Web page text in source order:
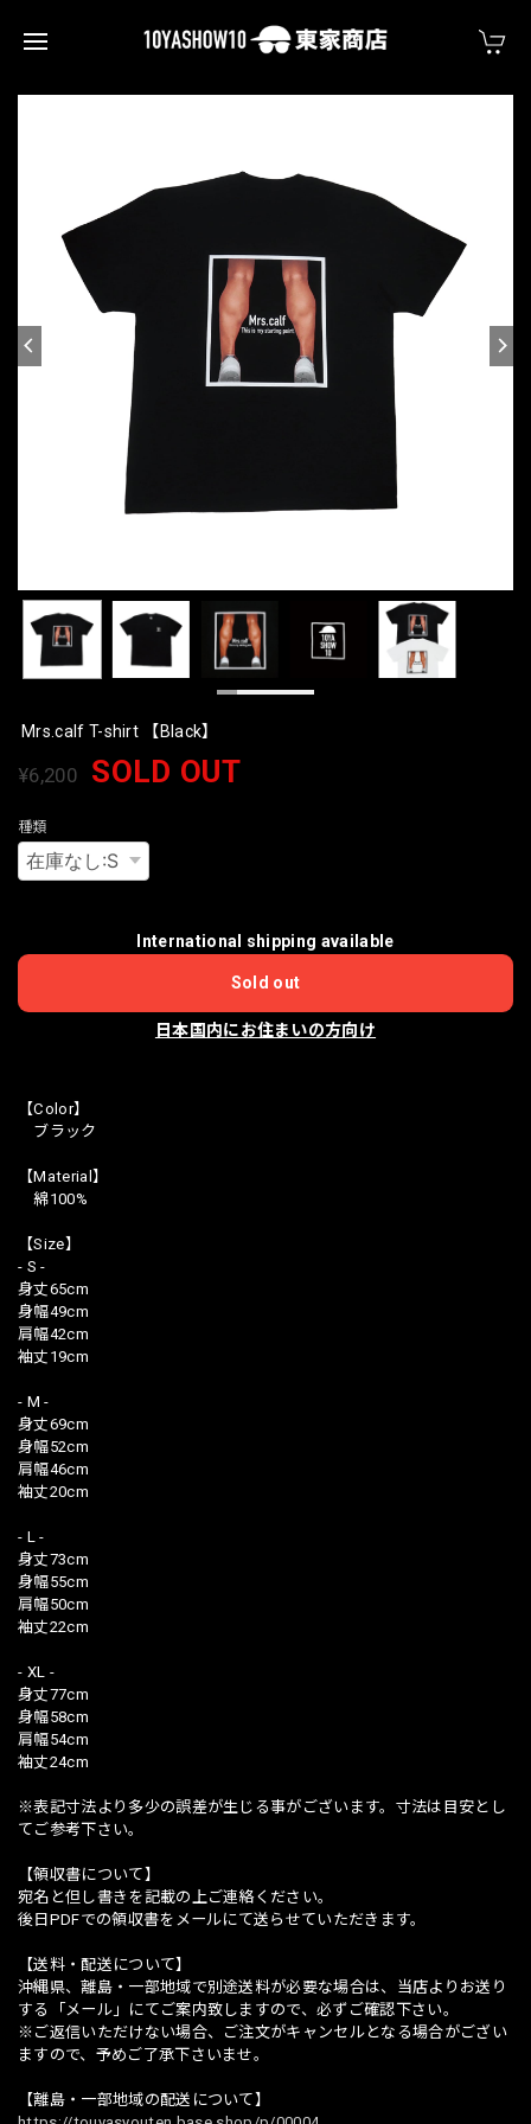
Mrs.calf T-shirt 【Black】
¥6,200 SOLD OUT
種類
International shipping available
Sold out
日本国内にお住まいの方向け
【Color】
ブラック
【Material】
綿100%
【Size】
- S -
身丈65cm
身幅49cm
肩幅42cm
袖丈19cm
- M -
身丈69cm
身幅52cm
肩幅46cm
袖丈20cm
- L -
身丈73cm
身幅55cm
肩幅50cm
袖丈22cm
- XL -
身丈77cm
身幅58cm
肩幅54cm
袖丈24cm
※表記寸法より多少の誤差が生じる事がございます。寸法は目安とし
てご参考下さい。
【領収書について】
宛名と但し書きを記載の上ご連絡ください。
後日PDFでの領収書をメールにて送らせていただきます。
【送料・配送について】
沖縄県、離島・一部地域で別途送料が必要な場合は、当店よりお送り
する「メール」にてご案内致しますので、必ずご確認下さい。
※ご返信いただけない場合、ご注文がキャンセルとなる場合がござい
ますので、予めご了承下さいませ。
【離島・一部地域の配送について】